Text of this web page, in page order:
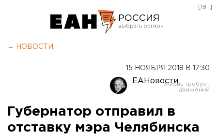
РОССИЯ
Оренбург
[18+]
← НОВОСТИ
15 НОЯБРЯ 2018 В 17:30
ЕАНовости
Губернатор отправил в
отставку мэра Челябинска